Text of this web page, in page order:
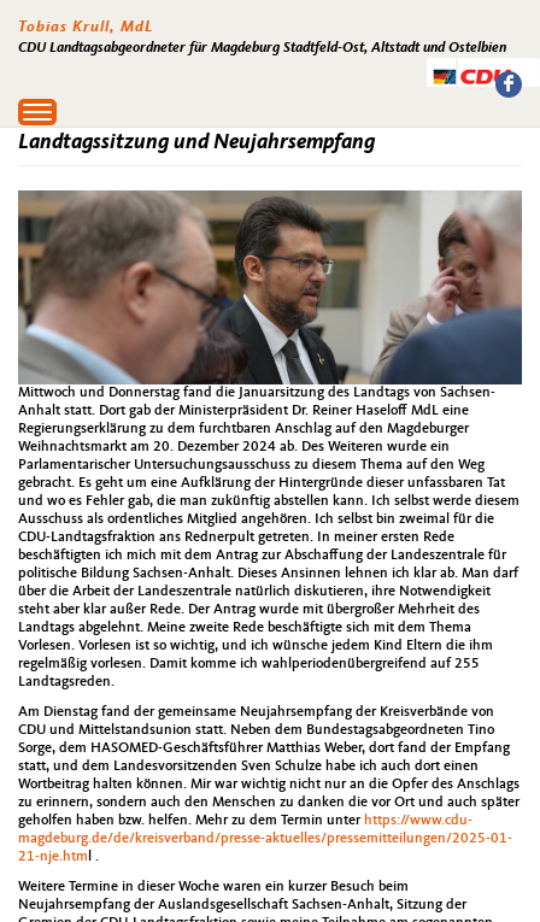
Tobias Krull, MdL
CDU Landtagsabgeordneter für Magdeburg Stadtfeld-Ost, Altstadt und Ostelbien
Toggle
navigation
Landtagssitzung und Neujahrsempfang
Mittwoch und Donnerstag fand die Januarsitzung des Landtags von Sachsen-
Anhalt statt. Dort gab der Ministerpräsident Dr. Reiner Haseloff MdL eine
Regierungserklärung zu dem furchtbaren Anschlag auf den Magdeburger
Weihnachtsmarkt am 20. Dezember 2024 ab. Des Weiteren wurde ein
Parlamentarischer Untersuchungsausschuss zu diesem Thema auf den Weg
gebracht. Es geht um eine Aufklärung der Hintergründe dieser unfassbaren Tat
und wo es Fehler gab, die man zukünftig abstellen kann. Ich selbst werde diesem
Ausschuss als ordentliches Mitglied angehören. Ich selbst bin zweimal für die
CDU-Landtagsfraktion ans Rednerpult getreten. In meiner ersten Rede
beschäftigten ich mich mit dem Antrag zur Abschaffung der Landeszentrale für
politische Bildung Sachsen-Anhalt. Dieses Ansinnen lehnen ich klar ab. Man darf
über die Arbeit der Landeszentrale natürlich diskutieren, ihre Notwendigkeit
steht aber klar außer Rede. Der Antrag wurde mit übergroßer Mehrheit des
Landtags abgelehnt. Meine zweite Rede beschäftigte sich mit dem Thema
Vorlesen. Vorlesen ist so wichtig, und ich wünsche jedem Kind Eltern die ihm
regelmäßig vorlesen. Damit komme ich wahlperiodenübergreifend auf 255
Landtagsreden.
Am Dienstag fand der gemeinsame Neujahrsempfang der Kreisverbände von
CDU und Mittelstandsunion statt. Neben dem Bundestagsabgeordneten Tino
Sorge, dem HASOMED-Geschäftsführer Matthias Weber, dort fand der Empfang
statt, und dem Landesvorsitzenden Sven Schulze habe ich auch dort einen
Wortbeitrag halten können. Mir war wichtig nicht nur an die Opfer des Anschlags
zu erinnern, sondern auch den Menschen zu danken die vor Ort und auch später
geholfen haben bzw. helfen. Mehr zu dem Termin unter https://www.cdu-
magdeburg.de/de/kreisverband/presse-aktuelles/pressemitteilungen/2025-01-
21-nje.htm l .
Weitere Termine in dieser Woche waren ein kurzer Besuch beim
Neujahrsempfang der Auslandsgesellschaft Sachsen-Anhalt, Sitzung der